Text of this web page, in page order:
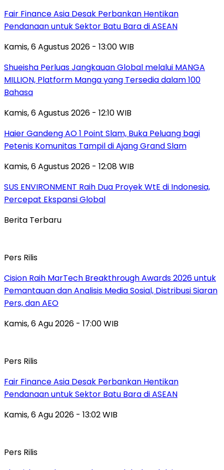
Fair Finance Asia Desak Perbankan Hentikan
Pendanaan untuk Sektor Batu Bara di ASEAN
Kamis, 6 Agustus 2026 - 13:00 WIB
Shueisha Perluas Jangkauan Global melalui MANGA
MILLION, Platform Manga yang Tersedia dalam 100
Bahasa
Kamis, 6 Agustus 2026 - 12:10 WIB
Haier Gandeng AO 1 Point Slam, Buka Peluang bagi
Petenis Komunitas Tampil di Ajang Grand Slam
Kamis, 6 Agustus 2026 - 12:08 WIB
SUS ENVIRONMENT Raih Dua Proyek WtE di Indonesia,
Percepat Ekspansi Global
Berita Terbaru
Pers Rilis
Cision Raih MarTech Breakthrough Awards 2026 untuk
Pemantauan dan Analisis Media Sosial, Distribusi Siaran
Pers, dan AEO
Kamis, 6 Agu 2026 - 17:00 WIB
Pers Rilis
Fair Finance Asia Desak Perbankan Hentikan
Pendanaan untuk Sektor Batu Bara di ASEAN
Kamis, 6 Agu 2026 - 13:02 WIB
Pers Rilis